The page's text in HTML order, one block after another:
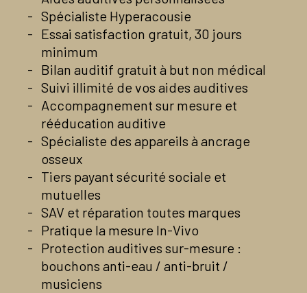
Spécialiste Hyperacousie
Essai satisfaction gratuit, 30 jours
minimum
Bilan auditif gratuit à but non médical
Suivi illimité de vos aides auditives
Accompagnement sur mesure et
rééducation auditive
Spécialiste des appareils à ancrage
osseux
Tiers payant sécurité sociale et
mutuelles
SAV et réparation toutes marques
Pratique la mesure In-Vivo
Protection auditives sur-mesure :
bouchons anti-eau / anti-bruit /
musiciens